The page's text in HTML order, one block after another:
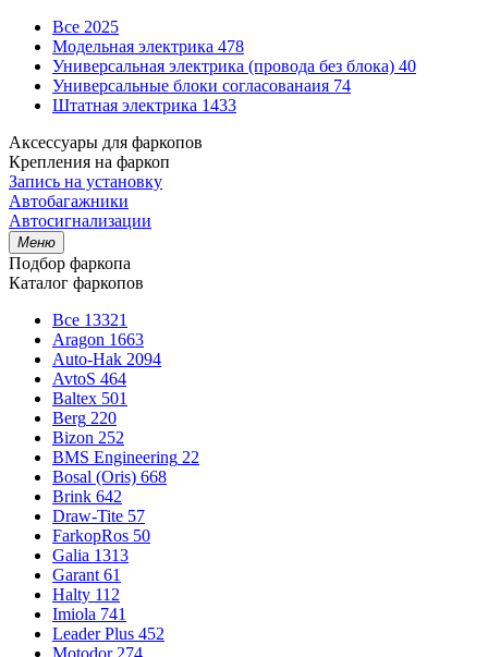
Все 2025
Модельная электрика 478
Универсальная электрика (провода без блока) 40
Универсальные блоки согласованаия 74
Штатная электрика 1433
Аксессуары для фаркопов
Крепления на фаркоп
Запись на установку
Автобагажники
Автосигнализации
Меню
Подбор фаркопа
Каталог фаркопов
Все 13321
Aragon 1663
Auto-Hak 2094
AvtoS 464
Baltex 501
Berg 220
Bizon 252
BMS Engineering 22
Bosal (Oris) 668
Brink 642
Draw-Tite 57
FarkopRos 50
Galia 1313
Garant 61
Halty 112
Imiola 741
Leader Plus 452
Motodor 274